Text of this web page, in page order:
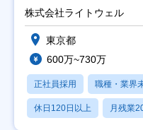
能】
株式会社ライトウェル
東京都
600万~730万
正社員採用 職種・業界
休日120日以上 月残業